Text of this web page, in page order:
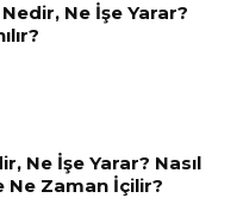
Ne İşe Yarar?
Ne İşe Yarar? Nasıl
Ne Zaman İçilir?